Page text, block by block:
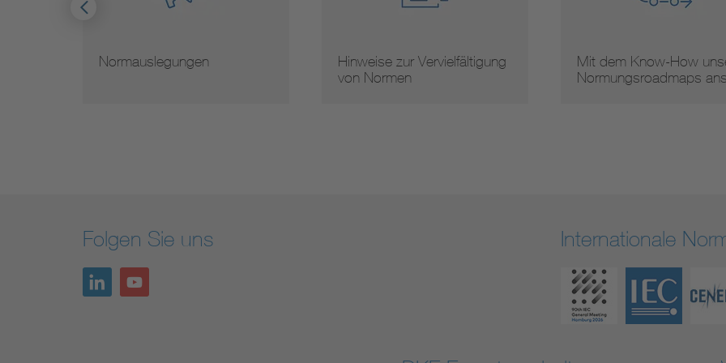
Normauslegungen
Hinweise zur Vervielfältigung
von Normen
Mit dem Know-How
Normungsroadmaps
Folgen Sie uns Internationale